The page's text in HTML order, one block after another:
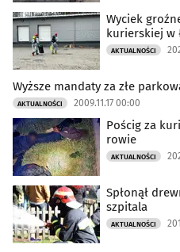
Wyciek
kurierskiej w
AKTUALNOŚCI
Wyższe mandaty za złe
AKTUALNOŚCI 2009.11.17 00:00
Pościg za
rowie
AKTUALNOŚCI
Spłonął
szpitala
AKTUALNOŚCI